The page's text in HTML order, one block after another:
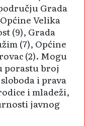
Grada
Velika
(9), Grada
(7), Općine
(2). Mogu
porastu broj
i prava
i mladeži,
javnog